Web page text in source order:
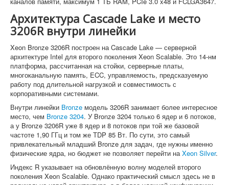
Архитектура Cascade Lake и место
3206R внутри линейки
Xeon Bronze 3206R построен на Cascade Lake — серверной
архитектуре Intel для второго поколения Xeon Scalable. Это 14-нм
платформа, рассчитанная на стойки, серверные платы,
многоканальную память, ECC, управляемость, предсказуемую
работу под длительной нагрузкой и совместимость с
корпоративными системами.
Внутри линейки Bronze модель 3206R занимает более интересное
место, чем Bronze 3204. У Bronze 3204 только 6 ядер и 6 потоков,
а у Bronze 3206R уже 8 ядер и 8 потоков при той же базовой
частоте 1,90 ГГц и том же TDP 85 Вт. По сути, это самый
привлекательный младший Bronze для задач, где нужны именно
физические ядра, но бюджет не позволяет перейти наXeon Silver.
Индекс R указывает на обновлённую волну моделей второго
поколения Xeon Scalable. Однако практический смысл здесь не в